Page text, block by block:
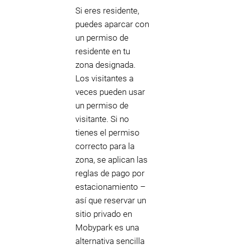
Si eres residente,
puedes aparcar con
un permiso de
residente en tu
zona designada.
Los visitantes a
veces pueden usar
un permiso de
visitante. Si no
tienes el permiso
correcto para la
zona, se aplican las
reglas de pago por
estacionamiento –
así que reservar un
sitio privado en
Mobypark es una
alternativa sencilla